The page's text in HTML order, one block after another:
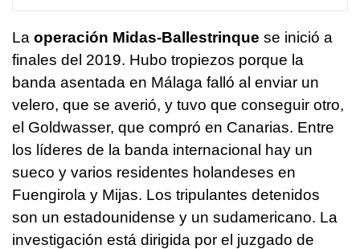
La operación Midas-Ballestrinque se inició a
finales del 2019. Hubo tropiezos porque la
banda asentada en Málaga falló al enviar un
velero, que se averió, y tuvo que conseguir otro,
el Goldwasser, que compró en Canarias. Entre
los líderes de la banda internacional hay un
sueco y varios residentes holandeses en
Fuengirola y Mijas. Los tripulantes detenidos
son un estadounidense y un sudamericano. La
investigación está dirigida por el juzgado de